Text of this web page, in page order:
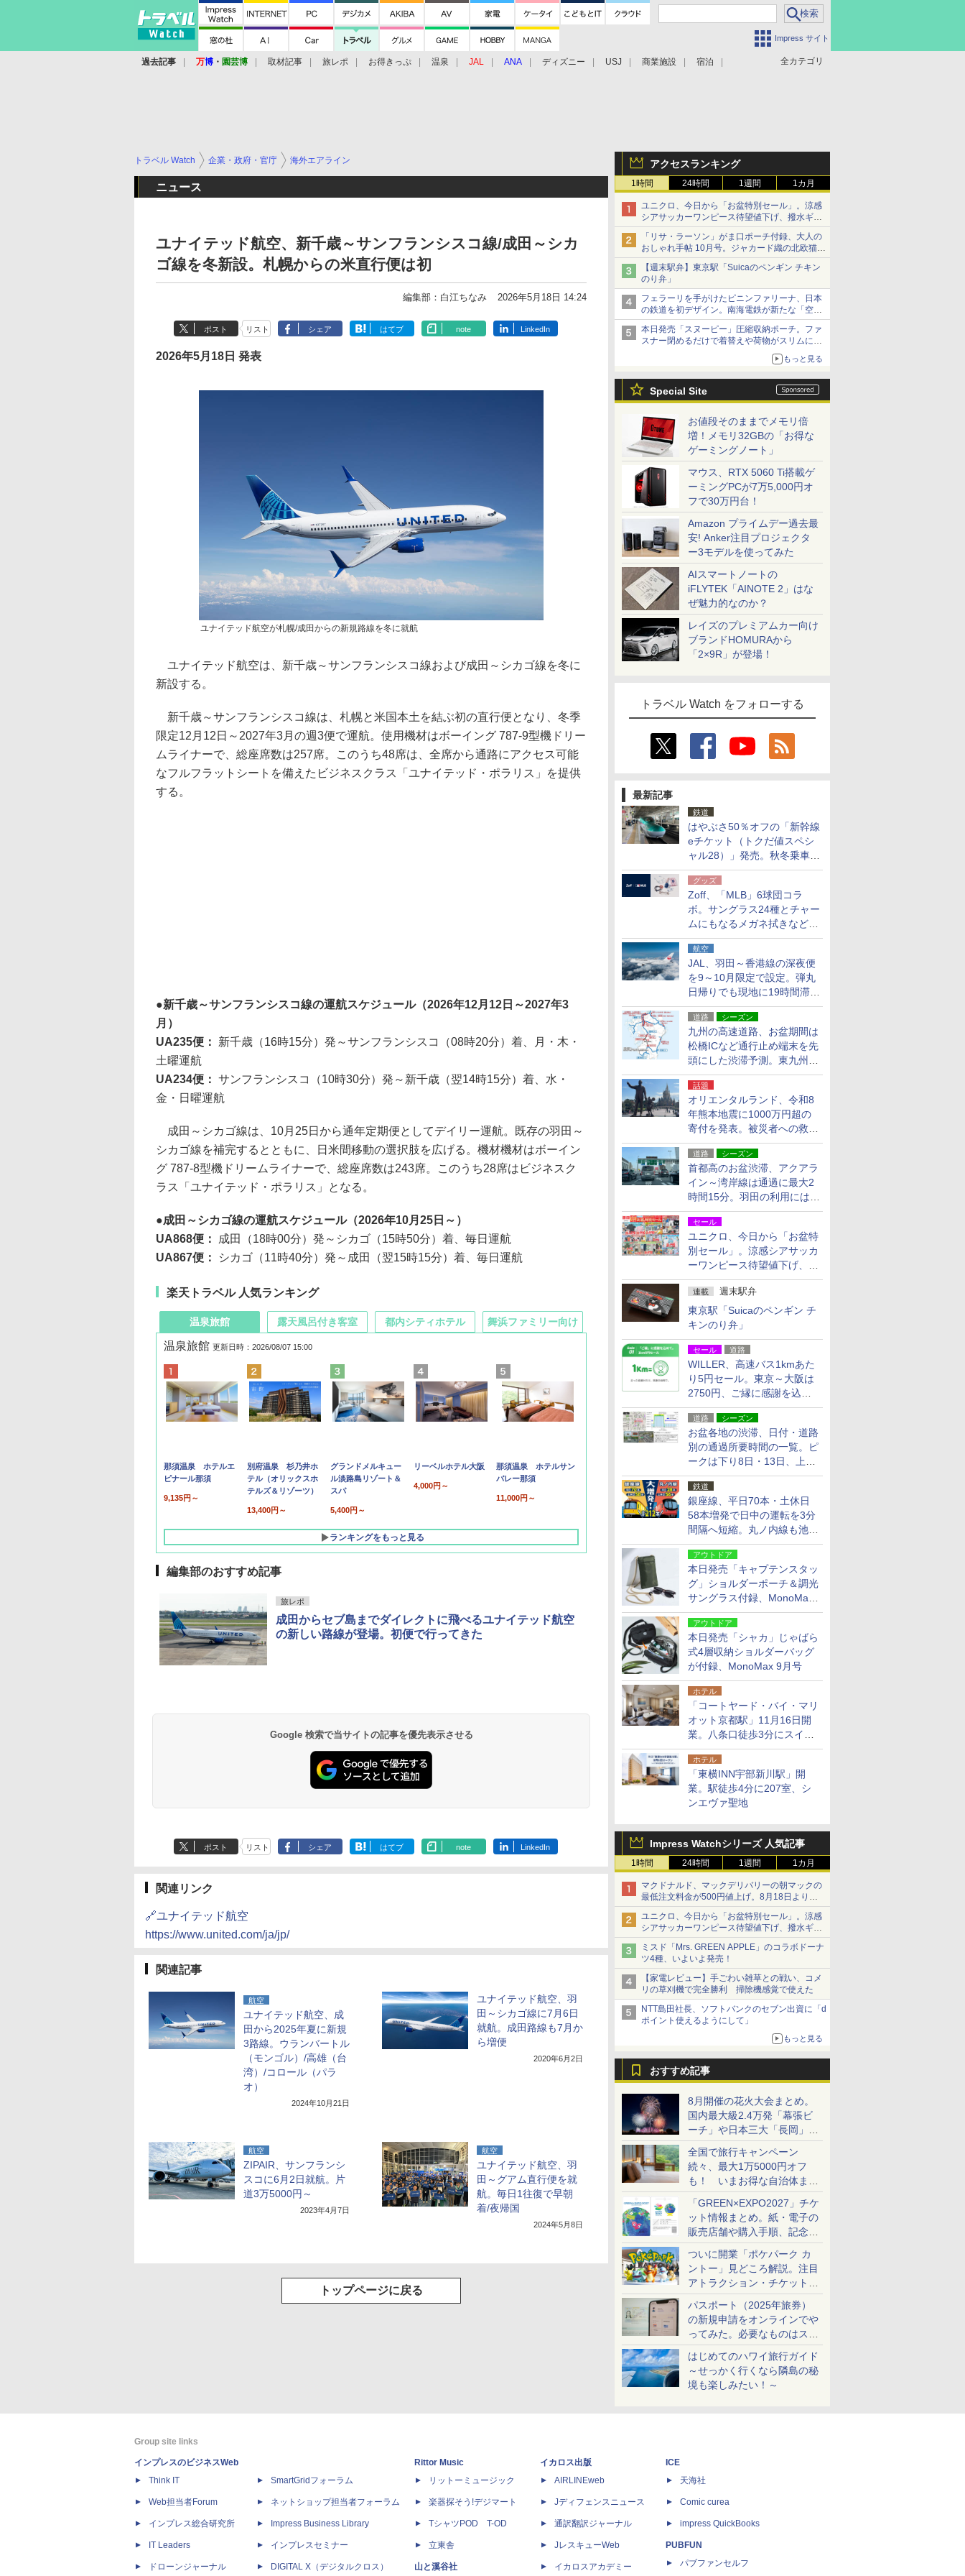
Impress サイト
全カテゴリ
過去記事 万博 ・ 園芸博 取材記事 旅レポ お得きっぷ 温泉 JAL ANA ディズニー USJ 商業施設 宿泊
アクセスランキング
1時間 24時間 1週間 1カ月
ユニクロ、今日から「お盆特別セール」。涼感
シアサッカーワンピース待望値下げ、撥水ギア
ショーツは1990円に
「リサ・ラーソン」がま口ポーチ付録、大人の
おしゃれ手帖 10月号。ジャカード織の北欧猫デ
ザイン
【週末駅弁】東京駅「Suicaのペンギン チキン
のり弁」
フェラーリを手がけたピニンファリーナ、日本
の鉄道を初デザイン。南海電鉄が新たな「空港
特急」をなにわ筋線へ導入
本日発売「スヌーピー」圧縮収納ポーチ。ファ
スナー閉めるだけで着替えや荷物がスリムにま
もっと見る
Special Site
お値段そのままでメモリ倍
増！メモリ32GBの「お得な
ゲーミングノート」
マウス、RTX 5060 Ti搭載ゲ
ーミングPCが7万5,000円オ
フで30万円台！
Amazon プライムデー過去最
安! Anker注目プロジェクタ
ー3モデルを使ってみた
AIスマートノートの
iFLYTEK「AINOTE 2」はな
ぜ魅力的なのか？
レイズのプレミアムカー向け
ブランドHOMURAから
「2×9R」が登場！
トラベル Watch をフォローする
最新記事
鉄道
はやぶさ50％オフの「新幹線
eチケット（トクだ値スペシ
ャル28）」発売。秋冬乗車
分、えきねっと限定
グッズ
Zoff、「MLB」6球団コラ
ボ。サングラス24種とチャー
ムにもなるメガネ拭きなど雑
貨24種
航空
JAL、羽田～香港線の深夜便
を9～10月限定で設定。弾丸
日帰りでも現地に19時間滞在
できる
道路 シーズン
九州の高速道路、お盆期間は
松橋ICなど通行止め端末を先
頭にした渋滞予測。東九州道
への迂回は料金調整を実施
話題
オリエンタルランド、令和8
年熊本地震に1000万円超の
寄付を発表。被災者への救援
活動・復旧支援
道路 シーズン
首都高のお盆渋滞、アクアラ
イン～湾岸線は通過に最大2
時間15分。羽田の利用には
「空港西出口」の利用検討を
セール
ユニクロ、今日から「お盆特
別セール」。涼感シアサッカ
ーワンピース待望値下げ、撥
水ギアショーツは1990円に
連載 週末駅弁
東京駅「Suicaのペンギン チ
キンのり弁」
セール 道路
WILLER、高速バス1kmあた
り5円セール。東京～大阪は
2750円、ご縁に感謝を込め
た20周年記念キャンペーン
道路 シーズン
お盆各地の渋滞、日付・道路
別の通過所要時間の一覧。ピ
ークは下り8日・13日、上り
14日・15日
鉄道
銀座線、平日70本・土休日
58本増発で日中の運転を3分
間隔へ短縮。丸ノ内線も池袋
～中野坂上を4分間隔に
アウトドア
本日発売「キャプテンスタッ
グ」ショルダーポーチ＆調光
サングラス付録、MonoMax
9月号増刊
アウトドア
本日発売「シャカ」じゃばら
式4層収納ショルダーバッグ
が付録、MonoMax 9月号
ホテル
「コートヤード・バイ・マリ
オット京都駅」11月16日開
業。八条口徒歩3分にスイー
ト含む全270室、ダイニング
も併設
ホテル
「東横INN宇部新川駅」開
業。駅徒歩4分に207室、シ
ンエヴァ聖地
Impress Watchシリーズ 人気記事
1時間 24時間 1週間 1カ月
マクドナルド、マックデリバリーの朝マックの
最低注文料金が500円値上げ。8月18日より
1,500円から受付
ユニクロ、今日から「お盆特別セール」。涼感
シアサッカーワンピース待望値下げ、撥水ギア
ショーツは1990円に
ミスド「Mrs. GREEN APPLE」のコラボドーナ
ツ4種、いよいよ発売！
【家電レビュー】手ごわい雑草との戦い、コメ
リの草刈機で完全勝利 掃除機感覚で使えた
NTT島田社長、ソフトバンクのセブン出資に「d
ポイント使えるようにして」
もっと見る
おすすめ記事
8月開催の花火大会まとめ。
国内最大級2.4万発「幕張ビ
ーチ」や日本三大「長岡」な
ど大型イベント目白押し！
全国で旅行キャンペーン
続々、最大1万5000円オフ
も！ いまお得な自治体まと
め
「GREEN×EXPO2027」チケ
ット情報まとめ。紙・電子の
販売店舗や購入手順、記念チ
ケットも解説
ついに開業「ポケパーク カ
ントー」見どころ解説。注目
アトラクション・チケット手
配・来場前に必要な準備は？
パスポート（2025年旅券）
の新規申請をオンラインでや
ってみた。必要なものはスマ
ホとマイナカードのみ
はじめてのハワイ旅行ガイド
～せっかく行くなら隣島の秘
境も楽しみたい！～
トラベル Watch 企業・政府・官庁 海外エアライン
ニュース
ユナイテッド航空、新千歳～サンフランシスコ線/成田～シカ
ゴ線を冬新設。札幌からの米直行便は初
編集部：白江ちなみ 2026年5月18日 14:24
ポスト リスト シェア はてブ note LinkedIn
2026年5月18日 発表
ユナイテッド航空が札幌/成田からの新規路線を冬に就航
ユナイテッド航空は、新千歳～サンフランシスコ線および成田～シカゴ線を冬に
新設する。
新千歳～サンフランシスコ線は、札幌と米国本土を結ぶ初の直行便となり、冬季
限定12月12日～2027年3月の週3便で運航。使用機材はボーイング 787-9型機ドリー
ムライナーで、総座席数は257席。このうち48席は、全席から通路にアクセス可能
なフルフラットシートを備えたビジネスクラス「ユナイテッド・ポラリス」を提供
する。
新千歳～サンフランシスコ線の運航スケジュール（2026年12月12日～2027年3
月）
UA235便： 新千歳（16時15分）発～サンフランシスコ（08時20分）着、月・木・
土曜運航
UA234便： サンフランシスコ（10時30分）発～新千歳（翌14時15分）着、水・
金・日曜運航
成田～シカゴ線は、10月25日から通年定期便としてデイリー運航。既存の羽田～
シカゴ線を補完するとともに、日米間移動の選択肢を広げる。機材機材はボーイン
グ 787-8型機ドリームライナーで、総座席数は243席。このうち28席はビジネスク
ラス「ユナイテッド・ポラリス」となる。
成田～シカゴ線の運航スケジュール（2026年10月25日～）
UA868便：
成田（18時00分）発～シカゴ（15時50分）着、毎日運航
UA867便：
シカゴ（11時40分）発～成田（翌15時15分）着、毎日運航
楽天トラベル 人気ランキング
温泉旅館
温泉旅館 更新日時：2026/08/07 15:00
那須温泉 ホテルエ
ピナール那須
9,135円～
別府温泉 杉乃井ホ
テル（オリックスホ
テルズ＆リゾーツ）
13,400円～
グランドメルキュー
ル淡路島リゾート＆
スパ
5,400円～
リーベルホテル大阪
4,000円～
那須温泉 ホテルサン
バレー那須
11,000円～
ランキングをもっと見る
露天風呂付き客室
10,450円～
19,541円～
都内シティホテル 舞浜ファミリー向け
7,950円～
5,758円～
編集部のおすすめ記事
旅レポ
成田からセブ島までダイレクトに飛べるユナイテッド航空
の新しい路線が登場。初便で行ってきた
Google 検索で当サイトの記事を優先表示させる
ポスト リスト シェア はてブ note LinkedIn
関連リンク
🔗ユナイテッド航空
https://www.united.com/ja/jp/
関連記事
航空
ユナイテッド航空、成
田から2025年夏に新規
3路線。ウランバートル
（モンゴル）/高雄（台
湾）/コロール（パラ
オ）
2024年10月21日
ユナイテッド航空、羽
田～シカゴ線に7月6日
就航。成田路線も7月か
ら増便
2020年6月2日
航空
ZIPAIR、サンフランシ
スコに6月2日就航。片
道3万5000円～
2023年4月7日
航空
ユナイテッド航空、羽
田～グアム直行便を就
航。毎日1往復で早朝
着/夜帰国
2024年5月8日
トップページに戻る
Group site links
インプレスのビジネスWeb
Think IT
Web担当者Forum
インプレス総合研究所
IT Leaders
ドローンジャーナル
SmartGridフォーラム
ネットショップ担当者フォーラム
Impress Business Library
インプレスセミナー
DIGITAL X（デジタルクロス）
Rittor Music
リットーミュージック
楽器探そう!デジマート
TシャツPOD T-OD
立東舎
山と溪谷社
イカロス出版
AIRLINEweb
Jディフェンスニュース
通訳翻訳ジャーナル
JレスキューWeb
イカロスアカデミー
ICE
天海社
Comic curea
impress QuickBooks
PUBFUN
パブファンセルフ